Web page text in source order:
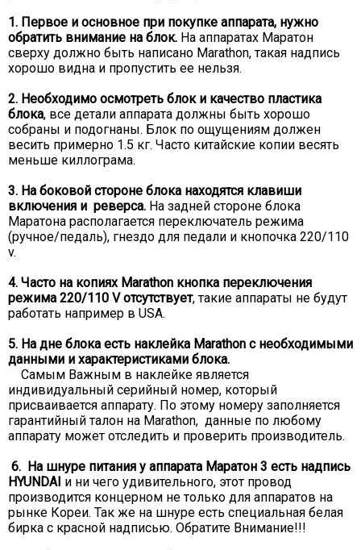
1. Первое и основное при покупке аппарата, нужно
обратить внимание на блок. На аппаратах Маратон
сверху должно быть написано Marathon, такая надпись
хорошо видна и пропустить ее нельзя.
2. Необходимо осмотреть блок и качество пластика
блока, все детали аппарата должны быть хорошо
собраны и подогнаны. Блок по ощущениям должен
весить примерно 1.5 кг. Часто китайские копии весять
меньше киллограма.
3. На боковой стороне блока находятся клавиши
включения и реверса. На задней стороне блока
Маратона располагается переключатель режима
(ручное/педаль), гнездо для педали и кнопочка 220/110
v.
4. Часто на копиях Мarathon кнопка переключения
режима 220/110 V отсутствует, такие аппараты не будут
работать например в USA.
5. На дне блока есть наклейка Marathon с необходимыми
данными и характеристиками блока.
Самым Важным в наклейке является
индивидуальный серийный номер, который
присваивается аппарату. По этому номеру заполняется
гарантийный талон на Marathon, данные по любому
аппарату может отследить и проверить производитель.
6. На шнуре питания у аппарата Маратон 3 есть надпись
HYUNDAI и ни чего удивительного, этот провод
производится концерном не только для аппаратов на
рынке Кореи. Так же на шнуре есть специальная белая
бирка с красной надписью. Обратите Внимание!!!